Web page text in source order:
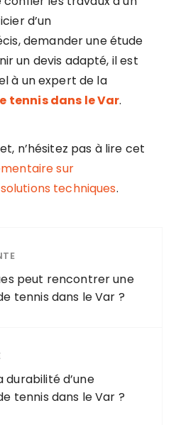
d’un
demander une étude
un devis adapté, il est
à un expert de la
tennis dans le Var.
n’hésitez pas à lire cet
sur
techniques.
peut rencontrer une
tennis dans le Var ?
d’une
tennis dans le Var ?